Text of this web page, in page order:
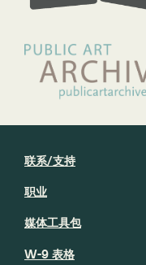
联系/支持
职业
媒体工具包
W-9 表格